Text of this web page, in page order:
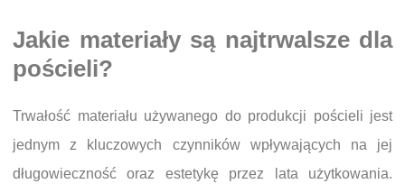
Jakie materiały są najtrwalsze dla
pościeli?
Trwałość materiału używanego do produkcji pościeli jest
jednym z kluczowych czynników wpływających na jej
długowieczność oraz estetykę przez lata użytkowania.